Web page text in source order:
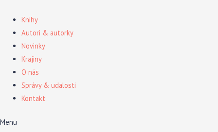
obsah
Knihy
Autori & autorky
Novinky
Krajiny
O nás
Správy & udalosti
Kontakt
Menu